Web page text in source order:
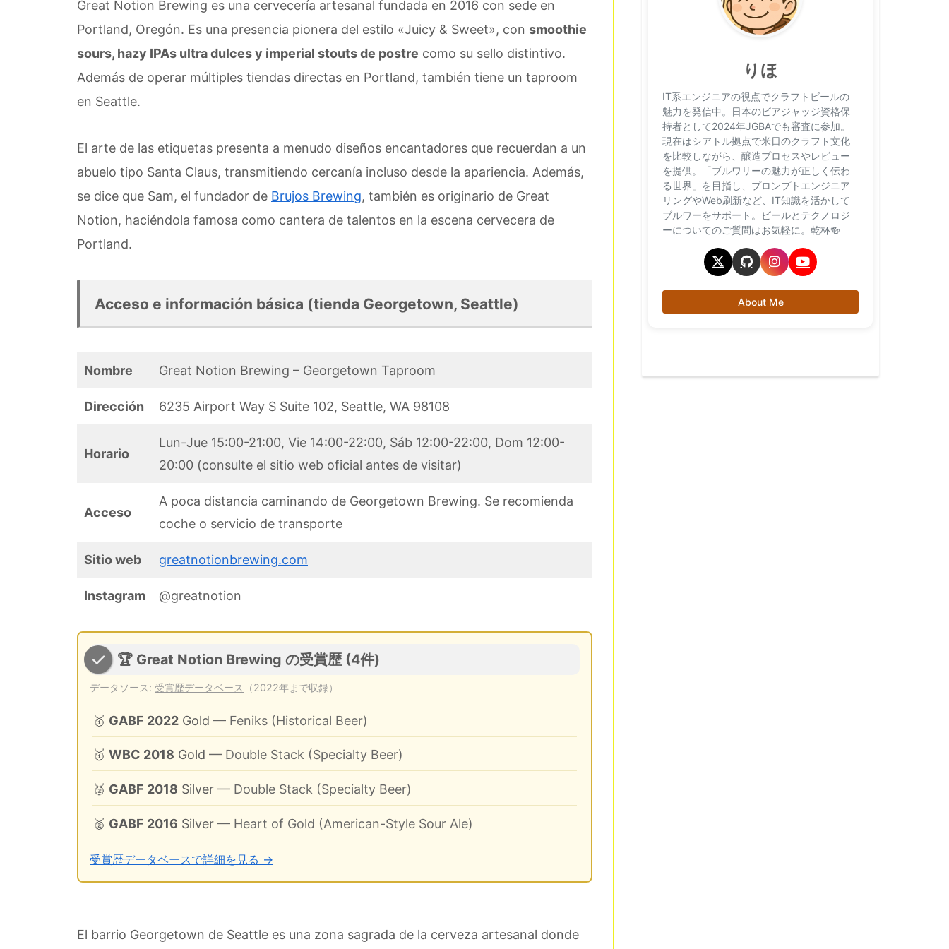
Great Notion Brewing es una cervecería artesanal fundada en 2016 con sede en
Portland, Oregón. Es una presencia pionera del estilo «Juicy & Sweet», con smoothie
sours, hazy IPAs ultra dulces y imperial stouts de postre como su sello distintivo.
Además de operar múltiples tiendas directas en Portland, también tiene un taproom
en Seattle.
El arte de las etiquetas presenta a menudo diseños encantadores que recuerdan a un
abuelo tipo Santa Claus, transmitiendo cercanía incluso desde la apariencia. Además,
se dice que Sam, el fundador de Brujos Brewing, también es originario de Great
Notion, haciéndola famosa como cantera de talentos en la escena cervecera de
Portland.
Acceso e información básica (tienda Georgetown, Seattle)
Nombre Great Notion Brewing – Georgetown Taproom
Dirección 6235 Airport Way S Suite 102, Seattle, WA 98108
Horario
Lun-Jue 15:00-21:00, Vie 14:00-22:00, Sáb 12:00-22:00, Dom 12:00-
20:00 (consulte el sitio web oficial antes de visitar)
Acceso
A poca distancia caminando de Georgetown Brewing. Se recomienda
coche o servicio de transporte
Sitio web greatnotionbrewing.com
Instagram @greatnotion
🏆 Great Notion Brewing の受賞歴 (4件)
データソース: 受賞歴データベース （2022年まで収録）
🥇 GABF 2022Gold — Feniks (Historical Beer)
🥇 WBC 2018 Gold — Double Stack (Specialty Beer)
🥈 GABF 2018 Silver — Double Stack (Specialty Beer)
🥈 GABF 2016 Silver — Heart of Gold (American-Style Sour Ale)
受賞歴データベースで詳細を見る →
El barrio Georgetown de Seattle es una zona sagrada de la cerveza artesanal donde
りほ
IT系エンジニアの視点でクラフトビールの
魅力を発信中。日本のビアジャッジ資格保
持者として2024年JGBAでも審査に参加。
現在はシアトル拠点で米日のクラフト文化
を比較しながら、醸造プロセスやレビュー
を提供。「ブルワリーの魅力が正しく伝わ
る世界」を目指し、プロンプトエンジニア
リングやWeb刷新など、IT知識を活かして
ブルワーをサポート。ビールとテクノロジ
ーについてのご質問はお気軽に。乾杯🍻
About Me